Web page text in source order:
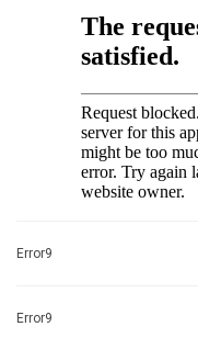
Error9
Error9